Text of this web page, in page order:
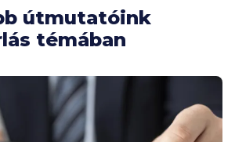
útmutatóink
témában